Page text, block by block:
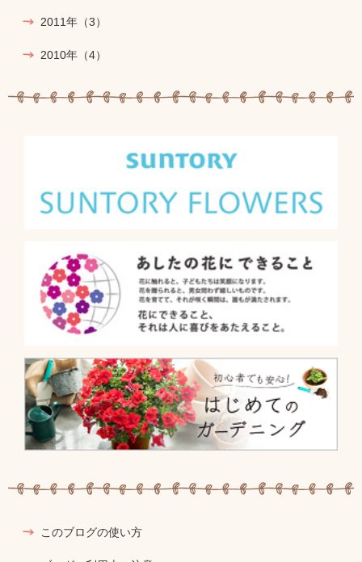
2011年 （3）
2010年 （4）
このブログの使い方